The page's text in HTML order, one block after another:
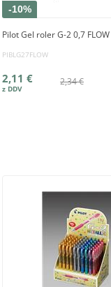
-10%
Pilot Gel roler G-2 0,7
PIBLG27FLOW
2,34 €
2,11 €